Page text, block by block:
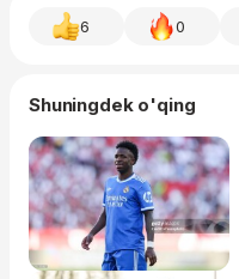
6 0
Shuningdek o'qing